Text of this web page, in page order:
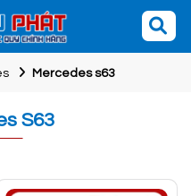
Mercedes s63
S63